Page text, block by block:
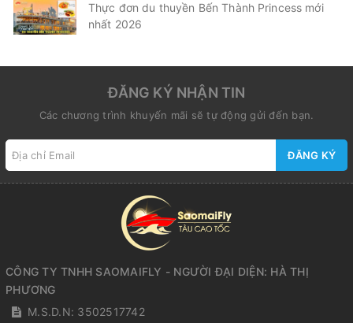
Thực đơn du thuyền Bến Thành Princess mới
nhất 2026
ĐĂNG KÝ NHẬN TIN
Các chương trình khuyến mãi sẽ tự động gửi đến bạn.
ĐĂNG KÝ
CÔNG TY TNHH SAOMAIFLY - NGƯỜI ĐẠI DIỆN: HÀ THỊ
PHƯƠNG
M.S.D.N: 3502517742